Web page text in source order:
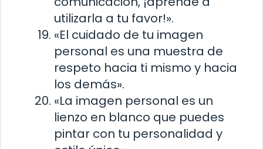
utilizarla a tu favor!».
«El cuidado de tu imagen
personal es una muestra de
respeto hacia ti mismo y hacia
los demás».
«La imagen personal es un
lienzo en blanco que puedes
pintar con tu personalidad y